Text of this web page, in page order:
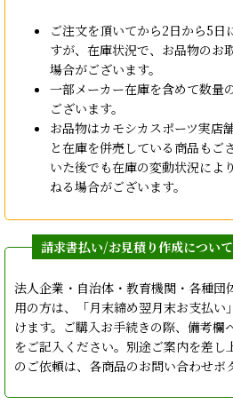
ご注文を頂いてから2日から5日
すが、在庫状況で、お品物のお
場合がございます。
一部メーカー在庫を含めて数量
ございます。
お品物はカモシカスポーツ実店
と在庫を併売している商品もご
いた後でも在庫の変動状況によ
ねる場合がございます。
法人企業・自治体・教育機関・各種団
用の方は、「月末締め翌月末お支払
けます。ご購入お手続きの際、備考欄
をご記入ください。別途ご案内を差し
のご依頼は、各商品のお問い合わせボ